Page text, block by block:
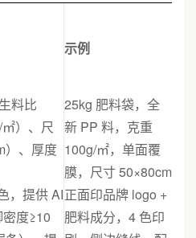
示例
料比
）、尺
）、厚度
25kg 肥料袋，全
新 PP 料，克重
100g/㎡，单面覆
膜，尺寸 50×80cm
，提供 AI
度≥10
正面印品牌 logo +
肥料成分，4 色印